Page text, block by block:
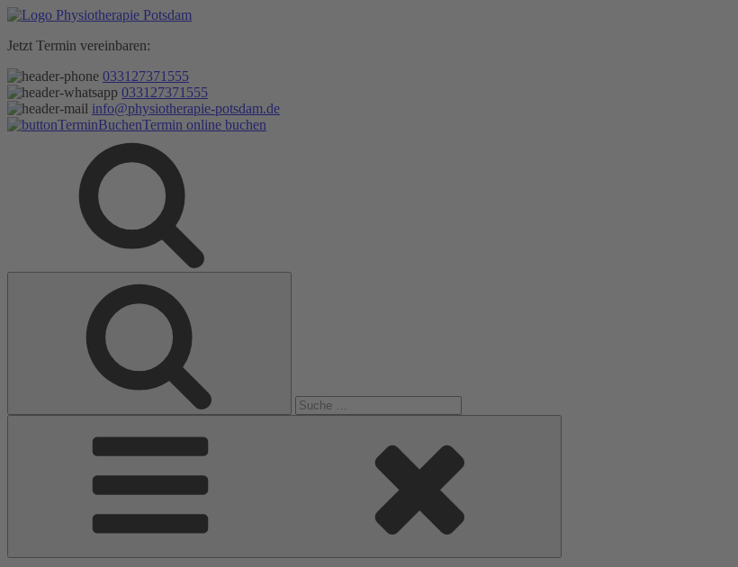
Zum
springen
Jetzt Termin vereinbaren:
033127371555
033127371555
info@physiotherapie-potsdam.de
Termin online buchen